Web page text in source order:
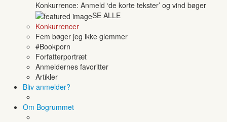
Konkurrence: Anmeld ‘de korte tekster’ og vind bøger
SE ALLE
Konkurrencer
Fem bøger jeg ikke glemmer
#Bookporn
Forfatterportræt
Anmeldernes favoritter
Artikler
Bliv anmelder?
Om Bogrummet